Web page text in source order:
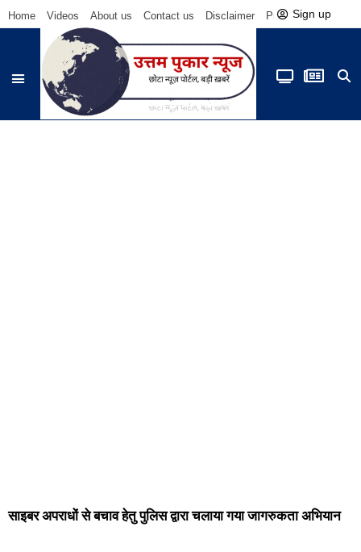
Home Videos About us Contact us Disclaimer Privacy Policy
Sign up
साइबर अपराधों से बचाव हेतु पुलिस द्वारा चलाया गया जागरुकता अभियान